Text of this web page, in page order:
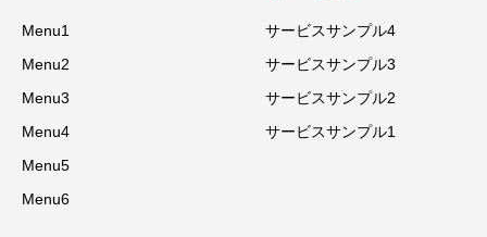
Menu1
Menu2
Menu3
Menu4
Menu5
Menu6
サービスサンプル4
サービスサンプル3
サービスサンプル2
サービスサンプル1